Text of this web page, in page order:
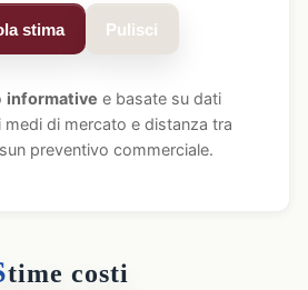
stima Pulisci
informative e basate su dati
di mercato e distanza tra
preventivo commerciale.
time costi